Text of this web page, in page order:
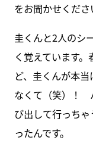
をお聞かせくださ
圭くんと2人のシ
く覚えています
ど、圭くんが本
なくて（笑）！
び出して行っち
ったんです。